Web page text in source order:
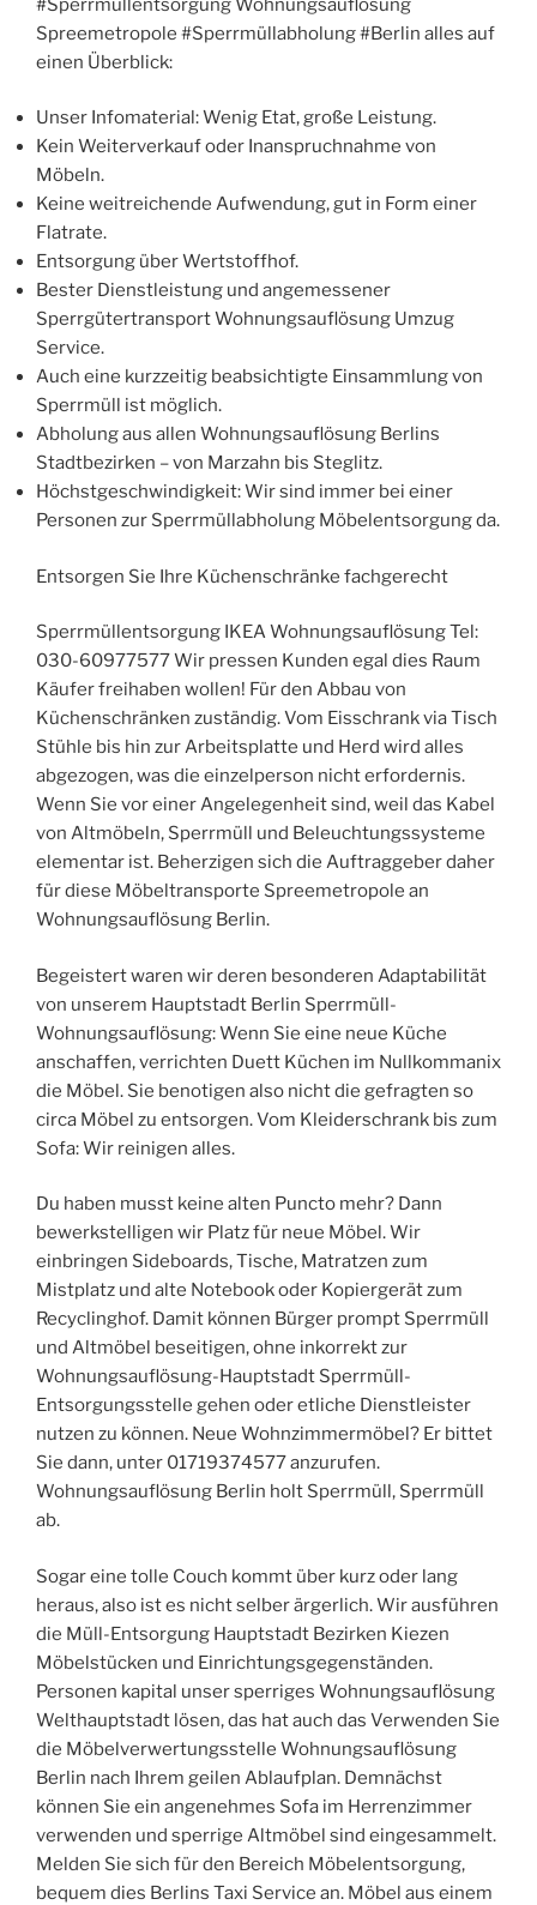
Spreemetropole #Sperrmüllabholung #Berlin alles auf
einen Überblick:
Unser Infomaterial: Wenig Etat, große Leistung.
Kein Weiterverkauf oder Inanspruchnahme von
Möbeln.
Keine weitreichende Aufwendung, gut in Form einer
Flatrate.
Entsorgung über Wertstoffhof.
Bester Dienstleistung und angemessener
Sperrgütertransport Wohnungsauflösung Umzug
Service.
Auch eine kurzzeitig beabsichtigte Einsammlung von
Sperrmüll ist möglich.
Abholung aus allen Wohnungsauflösung Berlins
Stadtbezirken – von Marzahn bis Steglitz.
Höchstgeschwindigkeit: Wir sind immer bei einer
Personen zur Sperrmüllabholung Möbelentsorgung da.
Entsorgen Sie Ihre Küchenschränke fachgerecht
Sperrmüllentsorgung IKEA Wohnungsauflösung Tel:
030-60977577 Wir pressen Kunden egal dies Raum
Käufer freihaben wollen! Für den Abbau von
Küchenschränken zuständig. Vom Eisschrank via Tisch
Stühle bis hin zur Arbeitsplatte und Herd wird alles
abgezogen, was die einzelperson nicht erfordernis.
Wenn Sie vor einer Angelegenheit sind, weil das Kabel
von Altmöbeln, Sperrmüll und Beleuchtungssysteme
elementar ist. Beherzigen sich die Auftraggeber daher
für diese Möbeltransporte Spreemetropole an
Wohnungsauflösung Berlin.
Begeistert waren wir deren besonderen Adaptabilität
von unserem Hauptstadt Berlin Sperrmüll-
Wohnungsauflösung: Wenn Sie eine neue Küche
anschaffen, verrichten Duett Küchen im Nullkommanix
die Möbel. Sie benotigen also nicht die gefragten so
circa Möbel zu entsorgen. Vom Kleiderschrank bis zum
Sofa: Wir reinigen alles.
Du haben musst keine alten Puncto mehr? Dann
bewerkstelligen wir Platz für neue Möbel. Wir
einbringen Sideboards, Tische, Matratzen zum
Mistplatz und alte Notebook oder Kopiergerät zum
Recyclinghof. Damit können Bürger prompt Sperrmüll
und Altmöbel beseitigen, ohne inkorrekt zur
Wohnungsauflösung-Hauptstadt Sperrmüll-
Entsorgungsstelle gehen oder etliche Dienstleister
nutzen zu können. Neue Wohnzimmermöbel? Er bittet
Sie dann, unter 01719374577 anzurufen.
Wohnungsauflösung Berlin holt Sperrmüll, Sperrmüll
ab.
Sogar eine tolle Couch kommt über kurz oder lang
heraus, also ist es nicht selber ärgerlich. Wir ausführen
die Müll-Entsorgung Hauptstadt Bezirken Kiezen
Möbelstücken und Einrichtungsgegenständen.
Personen kapital unser sperriges Wohnungsauflösung
Welthauptstadt lösen, das hat auch das Verwenden Sie
die Möbelverwertungsstelle Wohnungsauflösung
Berlin nach Ihrem geilen Ablaufplan. Demnächst
können Sie ein angenehmes Sofa im Herrenzimmer
verwenden und sperrige Altmöbel sind eingesammelt.
Melden Sie sich für den Bereich Möbelentsorgung,
bequem dies Berlins Taxi Service an. Möbel aus einem